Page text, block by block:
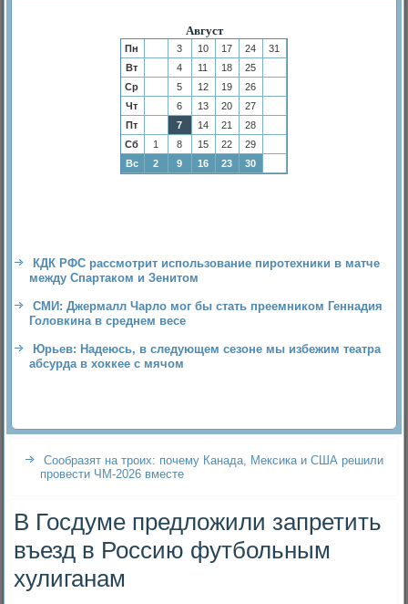
Август
Пн 3 10 17 24
31
Вт
4 11 18
25
Ср
5 12 19
26
Чт
6 13 20
27
Пт
7 14 21
28
Сб
1 8 15 22
29
Вс
2 9 16 23 30
КДК РФС рассмотрит использование пиротехники в матче
между Спартаком и Зенитом
СМИ: Джермалл Чарло мог бы стать преемником Геннадия
Головкина в среднем весе
Юрьев: Надеюсь, в следующем сезоне мы избежим театра
абсурда в хоккее с мячом
Сообразят на троих: почему Канада, Мексика и США решили
провести ЧМ-2026 вместе
В Госдуме предложили запретить
въезд в Россию футбольным
хулиганам